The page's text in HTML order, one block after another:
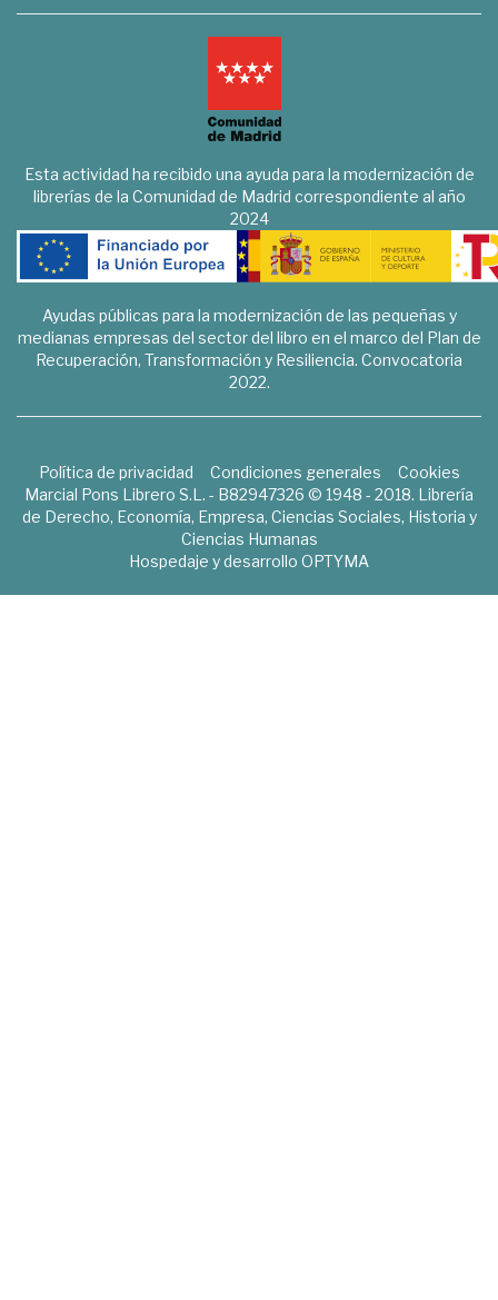
Esta actividad ha recibido una ayuda para la modernización de
librerías de la Comunidad de Madrid correspondiente al año
2024
Ayudas públicas para la modernización de las pequeñas y
medianas empresas del sector del libro en el marco del Plan de
Recuperación, Transformación y Resiliencia. Convocatoria
2022.
Política de privacidad Condiciones generales
Cookies
Marcial Pons Librero S.L. - B82947326 © 1948 - 2018. Librería
de Derecho, Economía, Empresa, Ciencias Sociales, Historia y
Ciencias Humanas
Hospedaje y desarrollo OPTYMA